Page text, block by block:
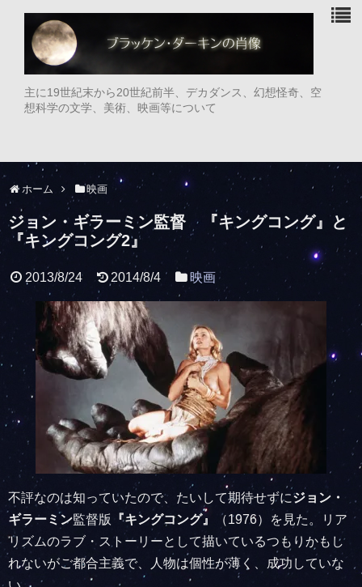
主に19世紀末から20世紀前半、デカダンス、幻想怪奇、空
想科学の文学、美術、映画等について
ホーム 映画
ジョン・ギラーミン監督 『キングコング』と
『キングコング2』
2013/8/24 2014/8/4 映画
不評なのは知っていたので、たいして期待せずにジョン・
ギラーミン監督版 『キングコング』
（1976）を見た。リア
リズムのラブ・ストーリーとして描いているつもりかもし
れないがご都合主義で、人物は個性が薄く、成功していな